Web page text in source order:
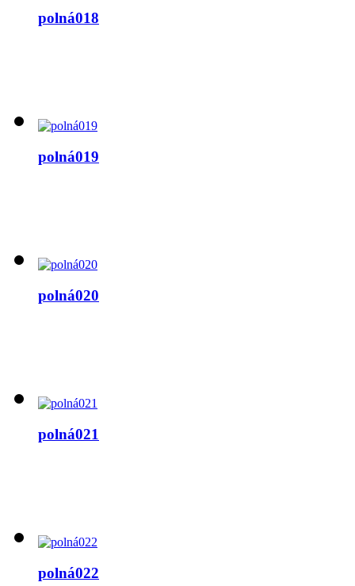
polná018
polná019
polná020
polná021
polná022